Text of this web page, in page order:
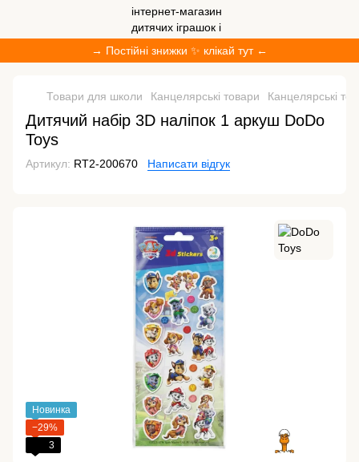
→ Постійні знижки ✨ клікай тут ←
Товари для школи Канцелярські товари Канцелярські
Дитячий набір 3D наліпок 1 аркуш DoDo
Toys
Артикул: RT2-200670 Написати відгук
Новинка
−29%
3